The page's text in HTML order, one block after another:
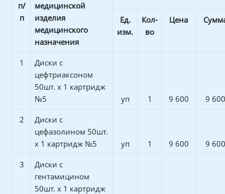
п/
п
медицинской
изделия
медицинского
назначения
Ед.
изм.
Кол-
во
Цена
1
Диски с
цефтриаксоном
50шт. х 1 картридж
№5
уп 1 9 600 9 600
2
Диски с
цефазолином 50шт.
х 1 картридж №5
уп 1 9 600 9 600
3
Диски с
гентамицином
50шт. х 1 картридж